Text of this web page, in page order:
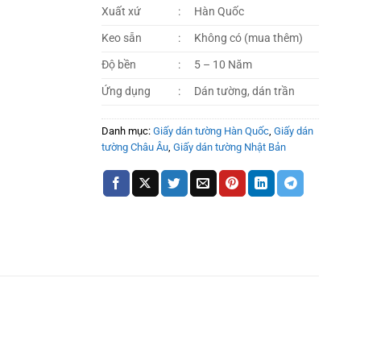
Xuất xứ :
Hàn Quốc
Keo sẵn
:
Không có (mua thêm)
Độ bền
:
5 – 10 Năm
Ứng dụng
: Dán tường, dán trần
Danh mục: Giấy dán tường Hàn Quốc, Giấy dán
tường Châu Âu, Giấy dán tường Nhật Bản